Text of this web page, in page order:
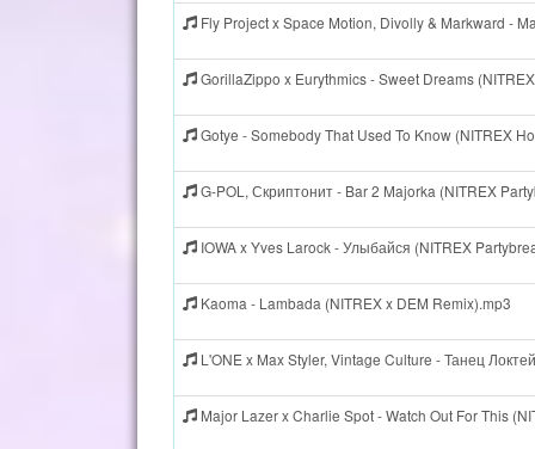
Fly Project x Space Motion, Divolly & Markward -
GorillaZippo x Eurythmics - Sweet Dreams
Gotye - Somebody That Used To Know (NITREX
G-POL, Скриптонит - Bar 2 Majorka (NITREX
IOWA x Yves Larock - Улыбайся (NITREX
Kaoma - Lambada (NITREX x DEM Remix).mp3
L'ONE x Max Styler, Vintage Culture - Танец
Major Lazer x Charlie Spot - Watch Out For This